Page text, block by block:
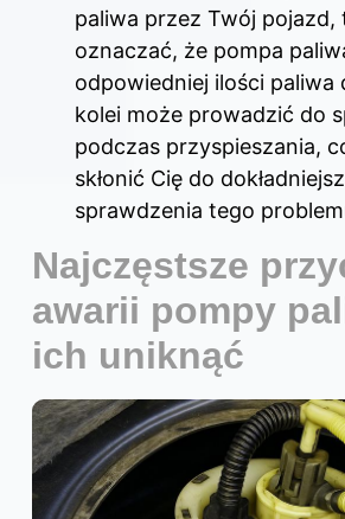
paliwa przez Twój pojazd,
oznaczać, że pompa
odpowiedniej ilości paliwa
kolei może prowadzić do
podczas przyspieszania,
skłonić Cię do
sprawdzenia tego
Najczęstsze
awarii pompy
ich uniknąć